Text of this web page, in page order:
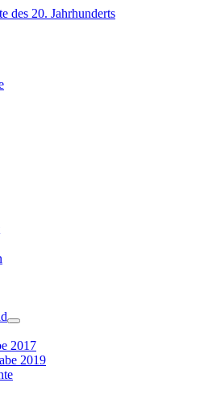
2017
2019